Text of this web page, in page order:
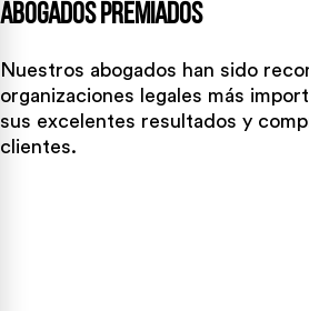
Abogados Premiados
Nuestros abogados han sido
organizaciones legales más
sus excelentes resultados y
clientes.